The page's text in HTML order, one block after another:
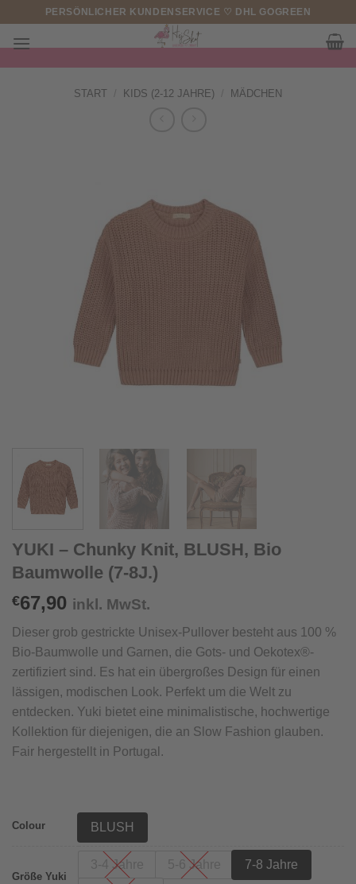
springen
PERSÖNLICHER KUNDENSERVICE ♡ DHL GOGREEN
START KIDS (2-12 JAHRE) MÄDCHEN
YUKI – Chunky Knit, BLUSH, Bio
Baumwolle (7-8J.)
€67,90 inkl. MwSt.
Dieser grob gestrickte Unisex-Pullover besteht aus 100 %
Bio-Baumwolle und Garnen, die Gots- und Oekotex®-
zertifiziert sind. Es hat ein übergroßes Design für einen
lässigen, modischen Look. Perfekt um die Welt zu
entdecken. Yuki bietet eine minimalistische, hochwertige
Kollektion für diejenigen, die an Slow Fashion glauben.
Fair hergestellt in Portugal.
Colour BLUSH
Größe Yuki
3-4 Jahre 5-6 Jahre
7-8 Jahre